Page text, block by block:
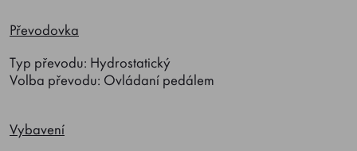
Převodovka
Typ převodu: Hydrostatický
Volba převodu: Ovládaní pedálem
Vybavení